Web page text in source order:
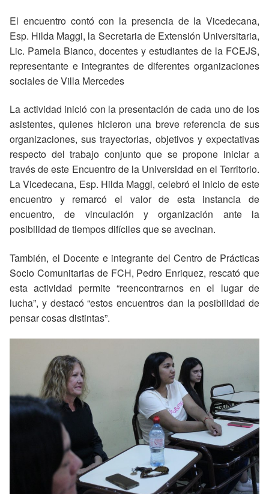
El encuentro contó con la presencia de la Vicedecana,
Esp. Hilda Maggi, la Secretaria de Extensión Universitaria,
Lic. Pamela Bianco, docentes y estudiantes de la FCEJS,
representante e integrantes de diferentes organizaciones
sociales de Villa Mercedes
La actividad inició con la presentación de cada uno de los
asistentes, quienes hicieron una breve referencia de sus
organizaciones, sus trayectorias, objetivos y expectativas
respecto del trabajo conjunto que se propone iniciar a
través de este Encuentro de la Universidad en el Territorio.
La Vicedecana, Esp. Hilda Maggi, celebró el inicio de este
encuentro y remarcó el valor de esta instancia de
encuentro, de vinculación y organización ante la
posibilidad de tiempos difíciles que se avecinan.
También, el Docente e integrante del Centro de Prácticas
Socio Comunitarias de FCH, Pedro Enriquez, rescató que
esta actividad permite “reencontrarnos en el lugar de
lucha”, y destacó “estos encuentros dan la posibilidad de
pensar cosas distintas”.